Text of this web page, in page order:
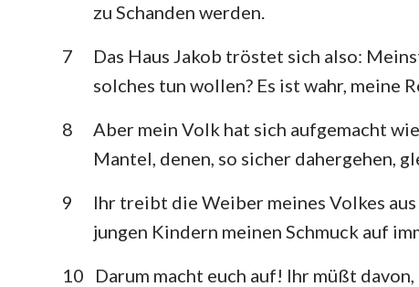
Daniel Hosea
Obadja Jona
Habakuk Zephanja
Haggai Sacharja
zu Schanden werden.
7
Das Haus Jakob tröstet sich also:
solches tun wollen? Es ist wahr, meine
8
Aber mein Volk hat sich aufgemacht
Mantel, denen, so sicher dahergehen,
9
Ihr treibt die Weiber meines Volkes
jungen Kindern meinen Schmuck auf
10
Darum macht euch auf! Ihr müßt